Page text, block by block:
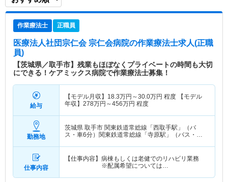
作業療法士 正職員
医療法人社団宗仁会 宗仁会病院の作業療法士求人(正職
員)
【茨城県／取手市】残業もほぼなくプライベートの時間も大切
にできる！ケアミックス病院で作業療法士募集！
給与
【モデル月収】 18.3万円～30.0万円 程度 【モデル
年収】 278万円～456万円 程度
勤務地
茨城県 取手市 関東鉄道常総線「西取手駅」（バ
ス・車6分）関東鉄道常総線「寺原駅」（バス・車4
仕事内容
【仕事内容】病棟もしくは老健でのリハビリ業務
※配属希望については…